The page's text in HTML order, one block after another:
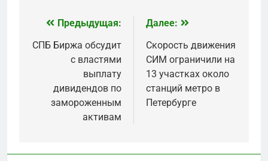
Навигация
по
записям
Предыдущая:
СПБ Биржа обсудит
с властями
выплату
дивидендов по
замороженным
активам
Далее:
Скорость движения
СИМ ограничили на
13 участках около
станций метро в
Петербурге